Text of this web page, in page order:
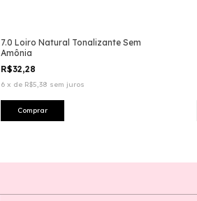
7.0 Loiro Natural Tonalizante Sem
Amônia
R$32,28
6 x de R$5,38 sem juros